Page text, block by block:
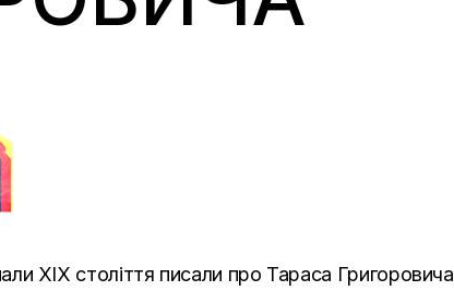
ХІХ століття писали про Тараса Григоровича